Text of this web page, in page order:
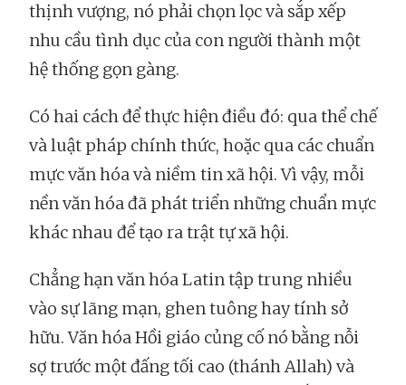
thịnh vượng, nó phải chọn lọc và sắp xếp
nhu cầu tình dục của con người thành một
hệ thống gọn gàng.
Có hai cách để thực hiện điều đó: qua thể chế
và luật pháp chính thức, hoặc qua các chuẩn
mực văn hóa và niềm tin xã hội. Vì vậy, mỗi
nền văn hóa đã phát triển những chuẩn mực
khác nhau để tạo ra trật tự xã hội.
Chẳng hạn văn hóa Latin tập trung nhiều
vào sự lãng mạn, ghen tuông hay tính sở
hữu. Văn hóa Hồi giáo củng cố nó bằng nỗi
sợ trước một đấng tối cao (thánh Allah) và